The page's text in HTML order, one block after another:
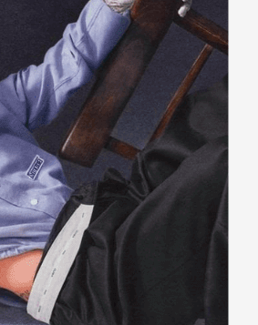
Documentaires
Web-séries